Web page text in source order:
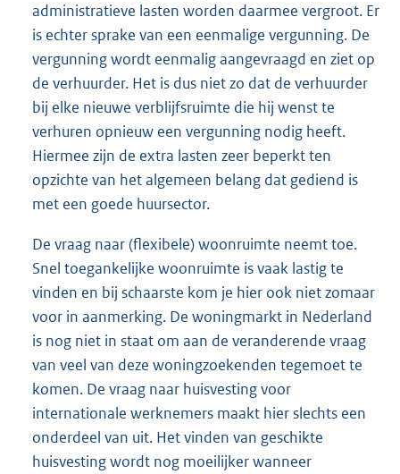
administratieve lasten worden daarmee vergroot. Er
is echter sprake van een eenmalige vergunning. De
vergunning wordt eenmalig aangevraagd en ziet op
de verhuurder. Het is dus niet zo dat de verhuurder
bij elke nieuwe verblijfsruimte die hij wenst te
verhuren opnieuw een vergunning nodig heeft.
Hiermee zijn de extra lasten zeer beperkt ten
opzichte van het algemeen belang dat gediend is
met een goede huursector.
De vraag naar (flexibele) woonruimte neemt toe.
Snel toegankelijke woonruimte is vaak lastig te
vinden en bij schaarste kom je hier ook niet zomaar
voor in aanmerking. De woningmarkt in Nederland
is nog niet in staat om aan de veranderende vraag
van veel van deze woningzoekenden tegemoet te
komen. De vraag naar huisvesting voor
internationale werknemers maakt hier slechts een
onderdeel van uit. Het vinden van geschikte
huisvesting wordt nog moeilijker wanneer